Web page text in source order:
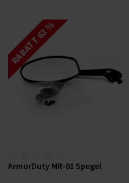
RABATT 62 %
ArmorDuty MR-01 Spegel